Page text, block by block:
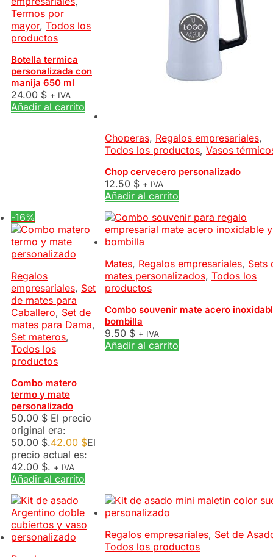
Termos por
mayor, Todos los
productos
Botella termica
personalizada con
manija 650 ml
24.00 $ + IVA
Añadir al carrito
Choperas, Regalos empresariales,
Todos los productos, Vasos
Chop cervecero personalizado
12.50 $ + IVA
Añadir al carrito
-16%
Regalos
empresariales, Set
de mates para
Caballero, Set de
mates para Dama,
Set materos,
Todos los
productos
Combo matero
termo y mate
personalizado
50.00$ El precio
original era:
50.00 $.42.00 $El
precio actual es:
42.00 $. + IVA
Añadir al carrito
Mates, Regalos empresariales, Sets
mates personalizados, Todos los
productos
Combo souvenir mate acero
bombilla
9.50 $ + IVA
Añadir al carrito
Regalos empresariales, Set de
Todos los productos